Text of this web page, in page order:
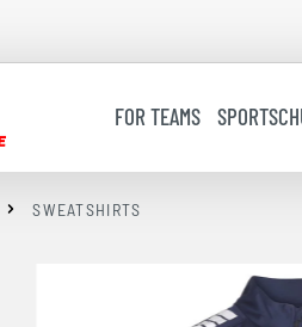
FOR TEAMS
SWEATSHIRTS